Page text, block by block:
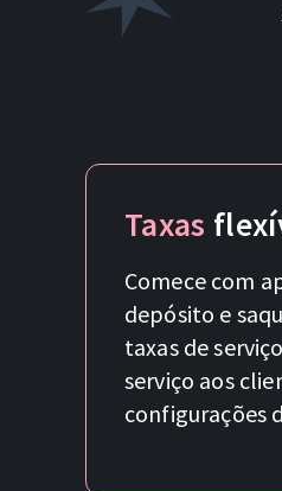
Taxas
Comece com
depósito e
taxas de
serviço aos
configurações